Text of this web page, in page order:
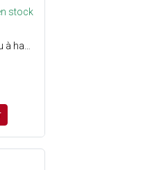
stock